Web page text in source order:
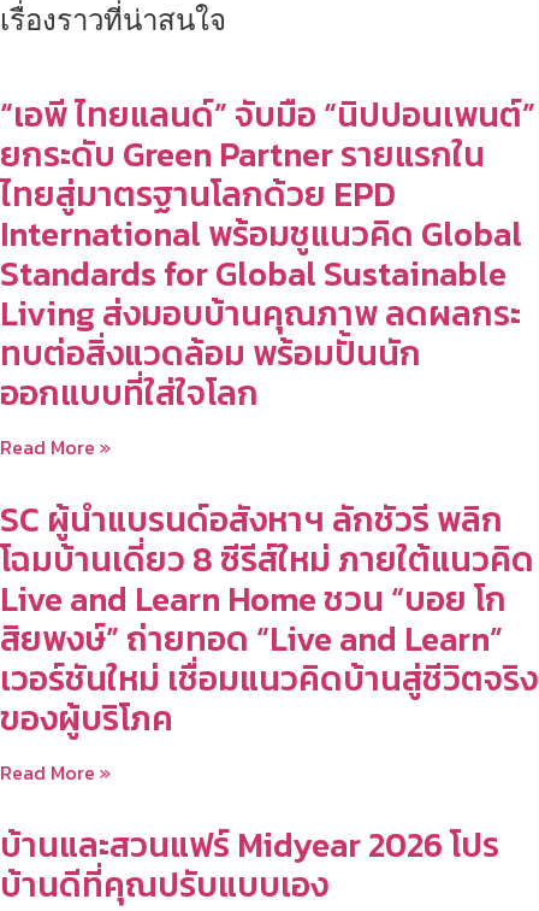
เรื่องราวที่น่าสนใจ
“เอพี ไทยแลนด์” จับมือ “นิปปอนเพนต์”
ยกระดับ Green Partner รายแรกใน
ไทยสู่มาตรฐานโลกด้วย EPD
International พร้อมชูแนวคิด Global
Standards for Global Sustainable
Living ส่งมอบบ้านคุณภาพ ลดผลกระ
ทบต่อสิ่งแวดล้อม พร้อมปั้นนัก
ออกแบบที่ใส่ใจโลก
Read More »
SC ผู้นำแบรนด์อสังหาฯ ลักชัวรี พลิก
โฉมบ้านเดี่ยว 8 ซีรีส์ใหม่ ภายใต้แนวคิด
Live and Learn Home ชวน “บอย โก
สิยพงษ์” ถ่ายทอด “Live and Learn”
เวอร์ชันใหม่ เชื่อมแนวคิดบ้านสู่ชีวิตจริง
ของผู้บริโภค
Read More »
บ้านและสวนแฟร์ Midyear 2026 โปร
บ้านดีที่คุณปรับแบบเอง